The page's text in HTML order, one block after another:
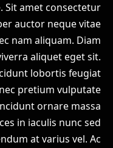
Sit amet consectetur
auctor neque vitae
nam aliquam. Diam
aliquet eget sit.
lobortis feugiat
pretium vulputate
ornare massa
in iaculis nunc sed
at varius vel. Ac